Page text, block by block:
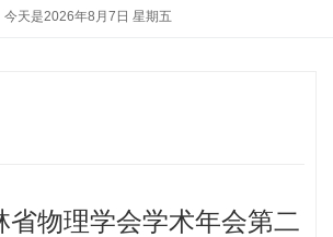
今天是2026年8月7日 星期五
省物理学会学术年会第二